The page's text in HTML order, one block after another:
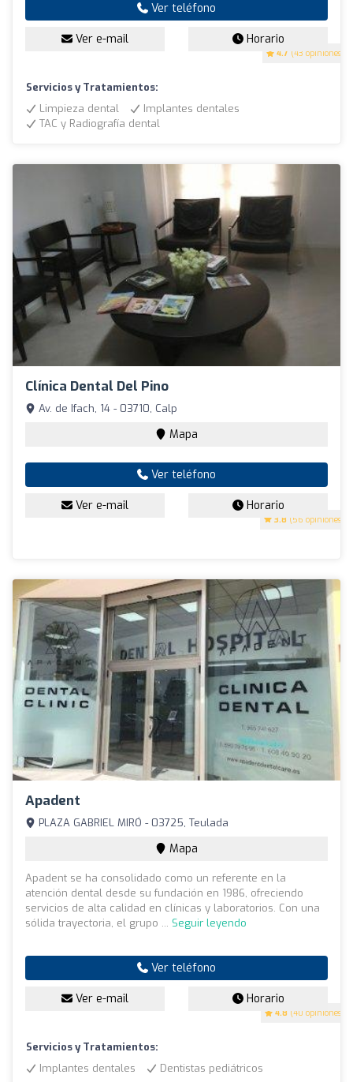
4.7 (43 opiniones)
Ver teléfono
Ver e-mail Horario
Servicios y Tratamientos:
Limpieza dental
Implantes dentales
TAC y Radiografía dental
Clínica Dental Del Pino
3.8 (56 opiniones)
Av. de Ifach, 14 - 03710, Calp
Mapa
Ver teléfono
Ver e-mail Horario
Apadent
4.8 (40 opiniones)
PLAZA GABRIEL MIRÓ - 03725, Teulada
Mapa
Apadent se ha consolidado como un referente en la
atención dental desde su fundación en 1986, ofreciendo
servicios de alta calidad en clínicas y laboratorios. Con una
sólida trayectoria, el grupo ... Seguir leyendo
Ver teléfono
Ver e-mail Horario
Servicios y Tratamientos:
Implantes dentales
Dentistas pediátricos